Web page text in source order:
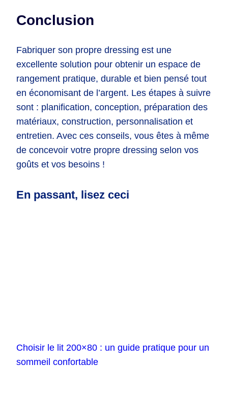
Conclusion
Fabriquer son propre dressing est une
excellente solution pour obtenir un espace de
rangement pratique, durable et bien pensé tout
en économisant de l’argent. Les étapes à suivre
sont : planification, conception, préparation des
matériaux, construction, personnalisation et
entretien. Avec ces conseils, vous êtes à même
de concevoir votre propre dressing selon vos
goûts et vos besoins !
En passant, lisez ceci
Choisir le lit 200×80 : un guide pratique pour un
sommeil confortable